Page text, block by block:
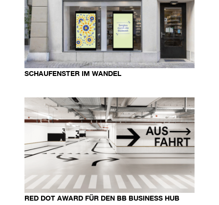
SCHAUFENSTER IM WANDEL
RED DOT AWARD FÜR DEN BB BUSINESS HUB